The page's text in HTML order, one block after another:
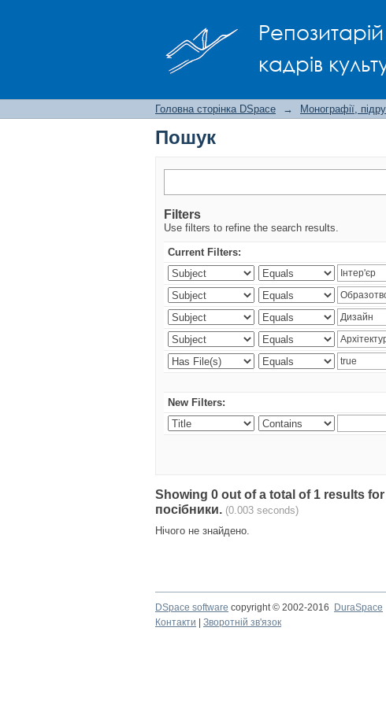
кадрів
Головна сторінка DSpace → Монографії,
Пошук
Filters
Use filters to refine the search results.
Current Filters:
New Filters:
Showing 0 out of a total of 1 results
посібники. (0.003 seconds)
Нічого не знайдено.
DSpace software copyright © 2002-2016 DuraSpace
Контакти
Зворотній зв'язок